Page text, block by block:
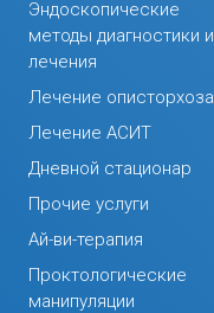
Эндоскопические
методы диагностики и
лечения
Лечение описторхоза
Лечение АСИТ
Дневной стационар
Прочие услуги
Ай-ви-терапия
Проктологические
манипуляции